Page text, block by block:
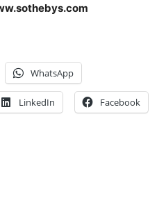
WhatsApp
LinkedIn Facebook